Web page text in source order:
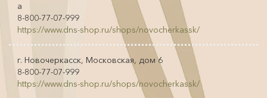
а
8-800-77-07-999
https://www.dns-shop.ru/shops/novocherkassk/
г. Новочеркасск, Московская, дом 6
8-800-77-07-999
https://www.dns-shop.ru/shops/novocherkassk/